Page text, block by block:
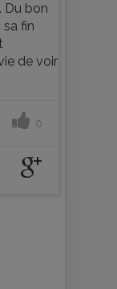
Du bon
fin
de voir
0